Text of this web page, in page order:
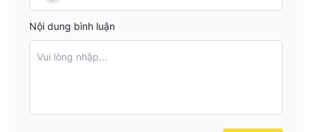
Nội dung bình luận
Vui lòng nhập...